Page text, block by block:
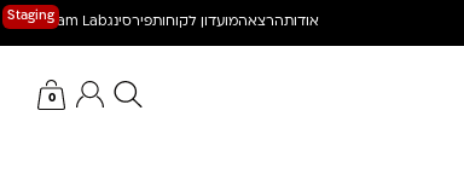
Staging הטבות בלעדיות לחברי מועדון Commuinty
אודותהרצאהמועדון לקוחותפירסינגDream Lab
0
החשבון שלי חיפוש באתר